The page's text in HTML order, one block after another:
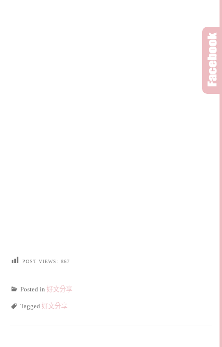
POST VIEWS: 867
Posted in 好文分享
Tagged 好文分享